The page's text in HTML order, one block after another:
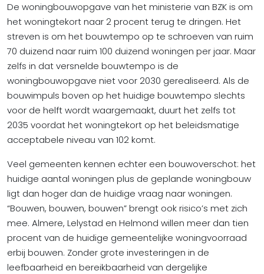
De woningbouwopgave van het ministerie van BZK is om
het woningtekort naar 2 procent terug te dringen. Het
streven is om het bouwtempo op te schroeven van ruim
70 duizend naar ruim 100 duizend woningen per jaar. Maar
zelfs in dat versnelde bouwtempo is de
woningbouwopgave niet voor 2030 gerealiseerd. Als de
bouwimpuls boven op het huidige bouwtempo slechts
voor de helft wordt waargemaakt, duurt het zelfs tot
2035 voordat het woningtekort op het beleidsmatige
acceptabele niveau van 102 komt.
Veel gemeenten kennen echter een bouwoverschot: het
huidige aantal woningen plus de geplande woningbouw
ligt dan hoger dan de huidige vraag naar woningen.
“Bouwen, bouwen, bouwen” brengt ook risico’s met zich
mee. Almere, Lelystad en Helmond willen meer dan tien
procent van de huidige gemeentelijke woningvoorraad
erbij bouwen. Zonder grote investeringen in de
leefbaarheid en bereikbaarheid van dergelijke